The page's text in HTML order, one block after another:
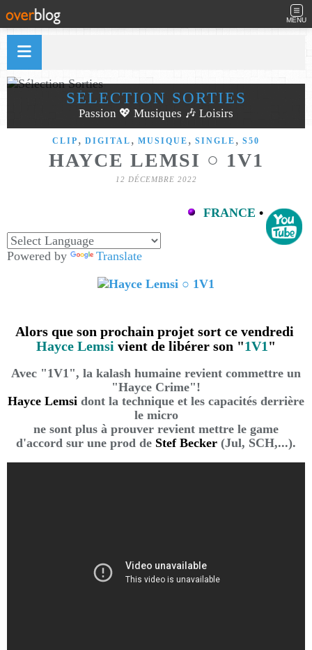
MENU
SÉLECTION SORTIES
Passion 💖 Musiques 🎶 Loisirs
CLIP , DIGITAL , MUSIQUE , SINGLE , S50
HAYCE LEMSI ○ 1V1
12 DÉCEMBRE 2022
FRANCE •
Powered by Translate
Alors que son prochain projet sort ce vendredi
Hayce Lemsi vient de libérer son "1V1 "
Avec "1V1", la kalash humaine revient commettre un
"Hayce Crime"!
Hayce Lemsi dont la technique et les capacités derrière
le micro
ne sont plus à prouver revient mettre le game
d'accord sur une prod de Stef Becker (Jul, SCH,...).